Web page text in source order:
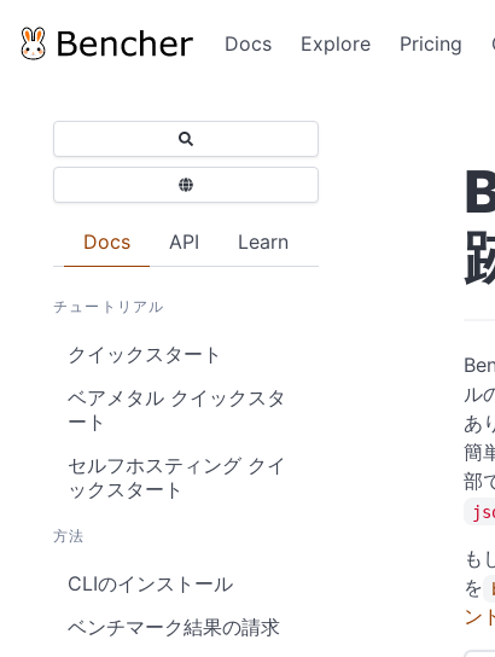
Docs Explore Pricing
Docs API Learn
チュートリアル
クイックスタート
ベアメタル クイックスタ
ート
セルフホスティング クイ
ックスタート
方法
CLIのインストール
ベンチマーク結果の請求
ル
あ
簡
部
も
を
ン